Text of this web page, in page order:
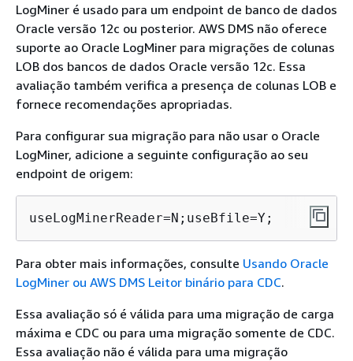
LogMiner é usado para um endpoint de banco de dados
Oracle versão 12c ou posterior. AWS DMS não oferece
suporte ao Oracle LogMiner para migrações de colunas
LOB dos bancos de dados Oracle versão 12c. Essa
avaliação também verifica a presença de colunas LOB e
fornece recomendações apropriadas.
Para configurar sua migração para não usar o Oracle
LogMiner, adicione a seguinte configuração ao seu
endpoint de origem:
useLogMinerReader=N;useBfile=Y;
Para obter mais informações, consulte Usando Oracle
LogMiner ou AWS DMS Leitor binário para CDC.
Essa avaliação só é válida para uma migração de carga
máxima e CDC ou para uma migração somente de CDC.
Essa avaliação não é válida para uma migração